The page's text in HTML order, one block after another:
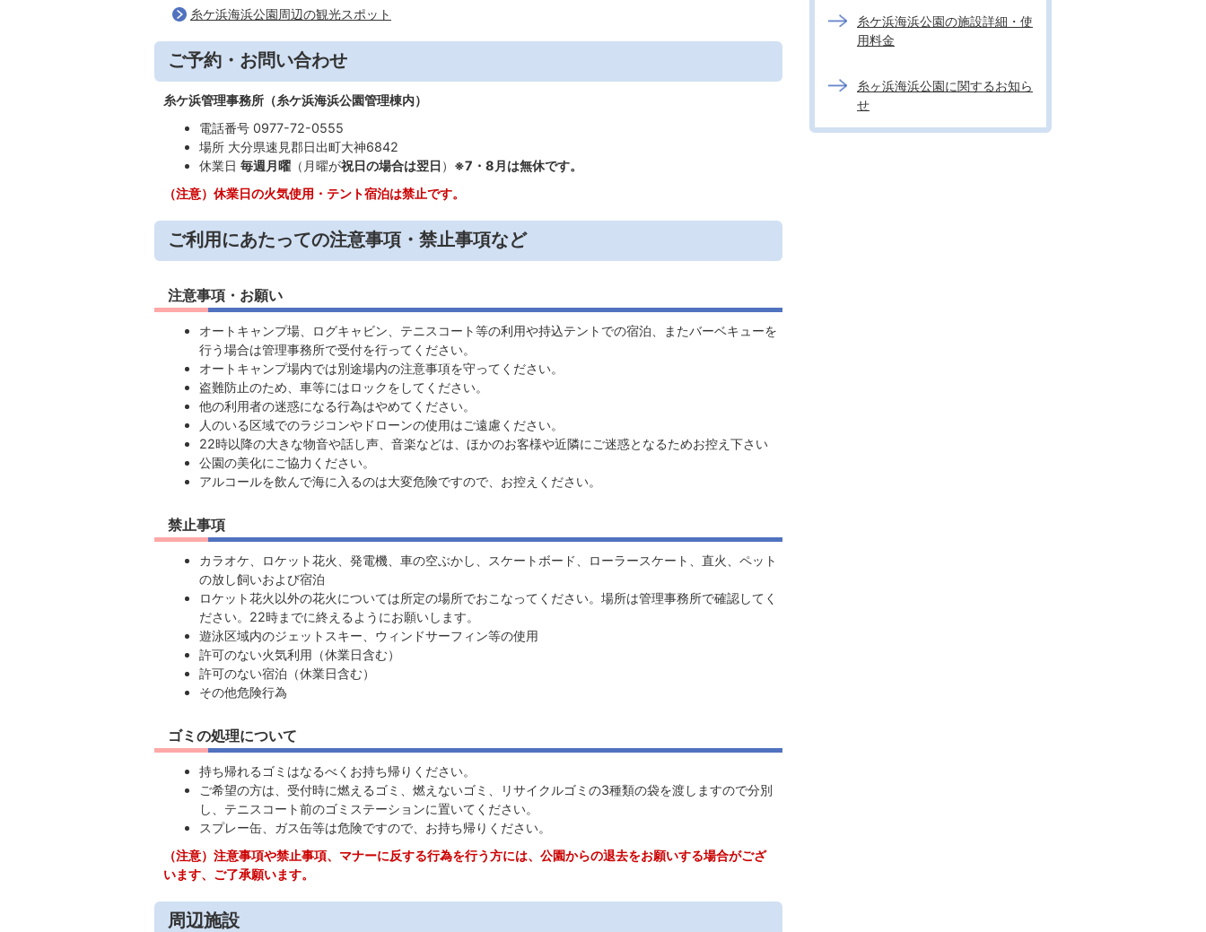
糸ケ浜海浜公園周辺の観光スポット
ご予約・お問い合わせ
糸ケ浜管理事務所（糸ケ浜海浜公園管理棟内）
電話番号 0977-72-0555
場所 大分県速見郡日出町大神6842
休業日毎週月曜 （月曜が祝日の場合は翌日 ） ※7・8月は無休です。
（注意）休業日の火気使用・テント宿泊は禁止です。
ご利用にあたっての注意事項・禁止事項など
注意事項・お願い
オートキャンプ場、ログキャビン、テニスコート等の利用や持込テントでの宿泊、またバーベキューを
行う場合は管理事務所で受付を行ってください。
オートキャンプ場内では別途場内の注意事項を守ってください。
盗難防止のため、車等にはロックをしてください。
他の利用者の迷惑になる行為はやめてください。
人のいる区域でのラジコンやドローンの使用はご遠慮ください。
22時以降の大きな物音や話し声、音楽などは、ほかのお客様や近隣にご迷惑となるためお控え下さい
公園の美化にご協力ください。
アルコールを飲んで海に入るのは大変危険ですので、お控えください。
禁止事項
カラオケ、ロケット花火、発電機、車の空ぶかし、スケートボード、ローラースケート、直火、ペット
の放し飼いおよび宿泊
ロケット花火以外の花火については所定の場所でおこなってください。場所は管理事務所で確認してく
ださい。22時までに終えるようにお願いします。
遊泳区域内のジェットスキー、ウィンドサーフィン等の使用
許可のない火気利用（休業日含む）
許可のない宿泊（休業日含む）
その他危険行為
ゴミの処理について
持ち帰れるゴミはなるべくお持ち帰りください。
ご希望の方は、受付時に燃えるゴミ、燃えないゴミ、リサイクルゴミの3種類の袋を渡しますので分別
し、テニスコート前のゴミステーションに置いてください。
スプレー缶、ガス缶等は危険ですので、お持ち帰りください。
（注意）注意事項や禁止事項、マナーに反する行為を行う方には、公園からの退去をお願いする場合がござ
います、ご了承願います。
周辺施設
糸ケ浜海浜公園の施設詳細・使
用料金
糸ヶ浜海浜公園に関するお知ら
せ